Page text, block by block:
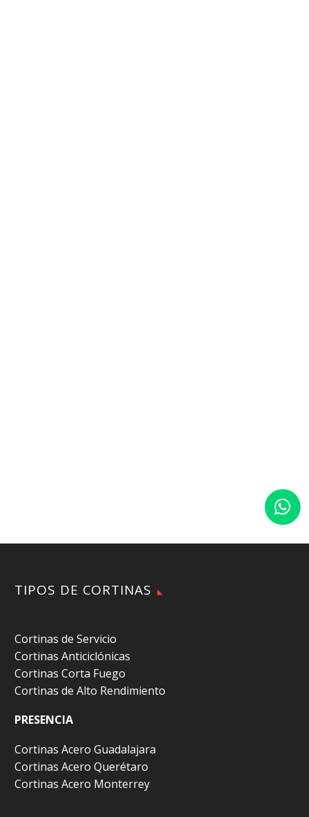
TIPOS DE CORTINAS
Cortinas de Servicio
Cortinas Anticiclónicas
Cortinas Corta Fuego
Cortinas de Alto Rendimiento
PRESENCIA
Cortinas Acero Guadalajara
Cortinas Acero Querétaro
Cortinas Acero Monterrey